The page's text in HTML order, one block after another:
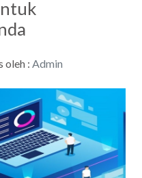
oleh : Admin